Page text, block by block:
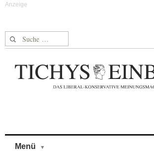
Suche nach:
Menü